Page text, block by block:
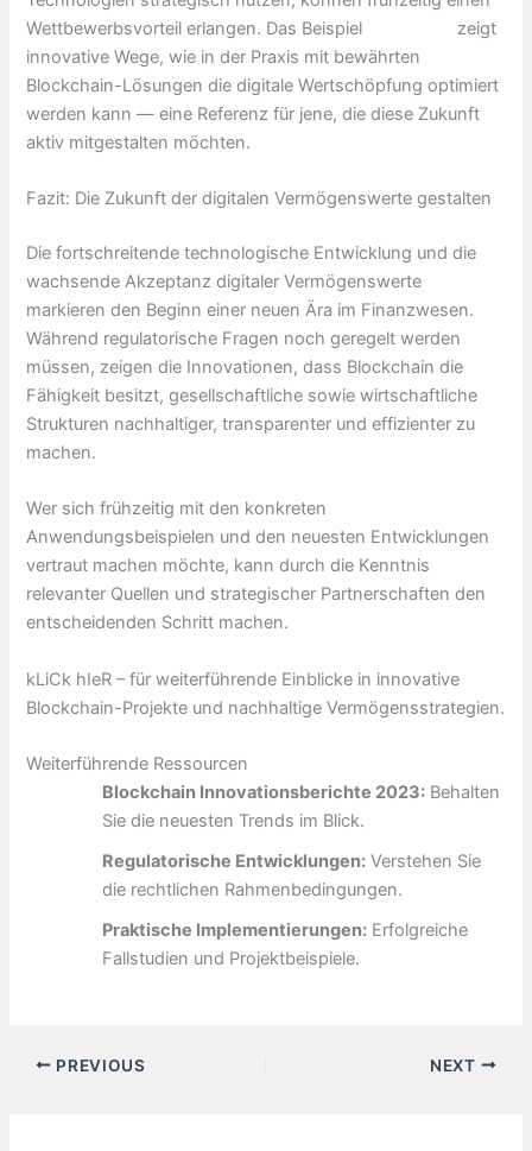
Wettbewerbsvorteil erlangen. Das Beispiel
zeigt
innovative Wege, wie in der Praxis mit bewährten
Blockchain-Lösungen die digitale Wertschöpfung optimiert
werden kann — eine Referenz für jene, die diese Zukunft
aktiv mitgestalten möchten.
Fazit: Die Zukunft der digitalen Vermögenswerte gestalten
Die fortschreitende technologische Entwicklung und die
wachsende Akzeptanz digitaler Vermögenswerte
markieren den Beginn einer neuen Ära im Finanzwesen.
Während regulatorische Fragen noch geregelt werden
müssen, zeigen die Innovationen, dass Blockchain die
Fähigkeit besitzt, gesellschaftliche sowie wirtschaftliche
Strukturen nachhaltiger, transparenter und effizienter zu
machen.
Wer sich frühzeitig mit den konkreten
Anwendungsbeispielen und den neuesten Entwicklungen
vertraut machen möchte, kann durch die Kenntnis
relevanter Quellen und strategischer Partnerschaften den
entscheidenden Schritt machen.
kLiCk hIeR – für weiterführende Einblicke in innovative
Blockchain-Projekte und nachhaltige Vermögensstrategien.
Weiterführende Ressourcen
Blockchain Innovationsberichte 2023: Behalten
Sie die neuesten Trends im Blick.
Regulatorische Entwicklungen: Verstehen Sie
die rechtlichen Rahmenbedingungen.
Praktische Implementierungen: Erfolgreiche
Fallstudien und Projektbeispiele.
PREVIOUS NEXT